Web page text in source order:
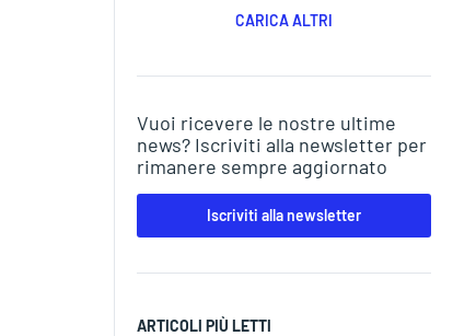
CARICA ALTRI
Vuoi ricevere le nostre ultime
news? Iscriviti alla newsletter per
rimanere sempre aggiornato
Iscriviti alla newsletter
ARTICOLI PIÙ LETTI